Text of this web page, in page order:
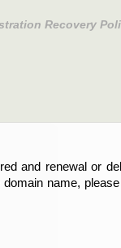
Recovery
and renewal or
name,
und die
sind und
Ihren Service-